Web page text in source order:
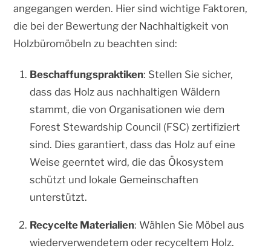
angegangen werden. Hier sind wichtige Faktoren,
die bei der Bewertung der Nachhaltigkeit von
Holzbüromöbeln zu beachten sind:
Beschaffungspraktiken: Stellen Sie sicher,
dass das Holz aus nachhaltigen Wäldern
stammt, die von Organisationen wie dem
Forest Stewardship Council (FSC) zertifiziert
sind. Dies garantiert, dass das Holz auf eine
Weise geerntet wird, die das Ökosystem
schützt und lokale Gemeinschaften
unterstützt.
Recycelte Materialien: Wählen Sie Möbel aus
wiederverwendetem oder recyceltem Holz.